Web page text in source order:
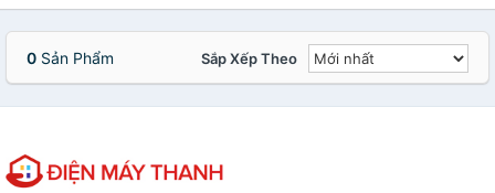
0 Sản Phẩm Sắp Xếp Theo